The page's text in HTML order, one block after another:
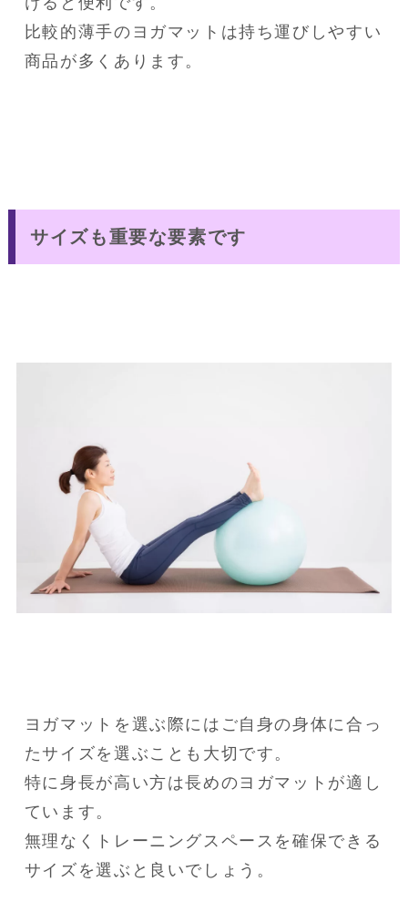
比較的薄手のヨガマットは持ち運びしやすい
商品が多くあります。
サイズも重要な要素です
ヨガマットを選ぶ際にはご自身の身体に合っ
たサイズを選ぶことも大切です。
特に身長が高い方は長めのヨガマットが適し
ています。
無理なくトレーニングスペースを確保できる
サイズを選ぶと良いでしょう。